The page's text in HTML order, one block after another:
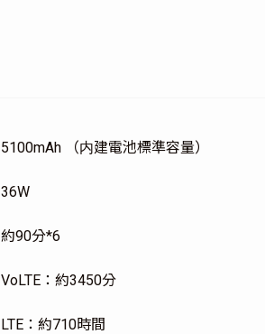
5100mAh （内建電池標準容量）
36W
約90分*6
VoLTE：約3450分
LTE：約710時間